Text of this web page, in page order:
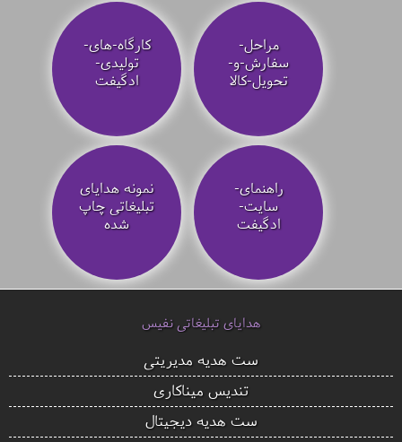
مراحل-
سفارش-و-
تحویل-کالا
کارگاه-های-
تولیدی-
ادگیفت
راهنمای-
سایت-
ادگیفت
نمونه هدایای
تبلیغاتی چاپ
شده
هدایای تبلیغاتی نفیس
ست هدیه مدیریتی
تندیس میناکاری
ست هدیه دیجیتال